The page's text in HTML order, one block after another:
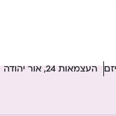
העצמאות 24, אור יהודה